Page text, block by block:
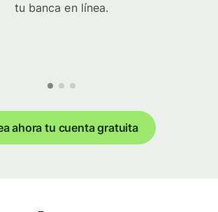
tu banca en línea.
ahora tu cuenta gratuita